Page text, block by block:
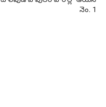
నెం. 1